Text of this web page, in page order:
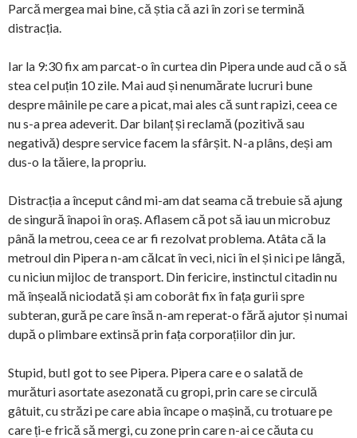
Parcă mergea mai bine, că știa că azi în zori se termină
distracția.
Iar la 9:30 fix am parcat-o în curtea din Pipera unde aud că o să
stea cel puțin 10 zile. Mai aud și nenumărate lucruri bune
despre mâinile pe care a picat, mai ales că sunt rapizi, ceea ce
nu s-a prea adeverit. Dar bilanț și reclamă (pozitivă sau
negativă) despre service facem la sfârșit. N-a plâns, deși am
dus-o la tăiere, la propriu.
Distracția a început când mi-am dat seama că trebuie să ajung
de singură înapoi în oraș. Aflasem că pot să iau un microbuz
până la metrou, ceea ce ar fi rezolvat problema. Atâta că la
metroul din Pipera n-am călcat în veci, nici în el și nici pe lângă,
cu niciun mijloc de transport. Din fericire, instinctul citadin nu
mă înșeală niciodată și am coborât fix în fața gurii spre
subteran, gură pe care însă n-am reperat-o fără ajutor și numai
după o plimbare extinsă prin fața corporațiilor din jur.
Stupid, butI got to see Pipera. Pipera care e o salată de
murături asortate asezonată cu gropi, prin care se circulă
gâtuit, cu străzi pe care abia încape o mașină, cu trotuare pe
care ți-e frică să mergi, cu zone prin care n-ai ce căuta cu